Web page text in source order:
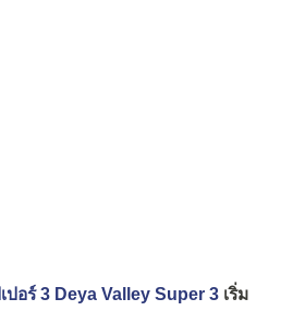
ปอร์ 3 Deya Valley Super 3 เริ่ม